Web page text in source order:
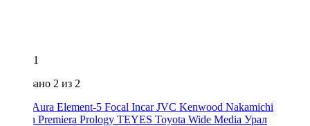
1
Показано 2 из 2
Aura Element-5 Focal Incar JVC Kenwood Nakamichi
Nissan Premiera Prology TEYES Toyota Wide Media Урал